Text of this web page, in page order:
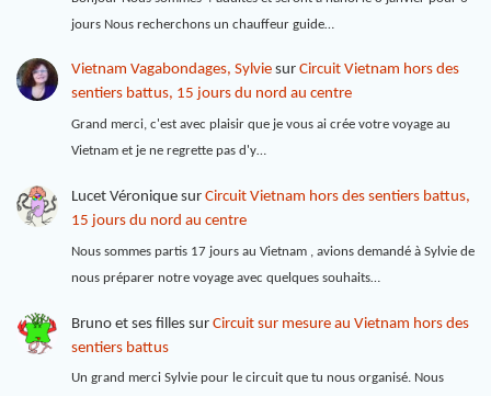
jours Nous recherchons un chauffeur guide…
Vietnam Vagabondages, Sylviesur Circuit Vietnam hors des
sentiers battus, 15 jours du nord au centre
Grand merci, c'est avec plaisir que je vous ai crée votre voyage au
Vietnam et je ne regrette pas d'y…
Lucet Véroniquesur Circuit Vietnam hors des sentiers battus,
15 jours du nord au centre
Nous sommes partis 17 jours au Vietnam , avions demandé à Sylvie de
nous préparer notre voyage avec quelques souhaits…
Bruno et ses fillessur Circuit sur mesure au Vietnam hors des
sentiers battus
Un grand merci Sylvie pour le circuit que tu nous organisé. Nous